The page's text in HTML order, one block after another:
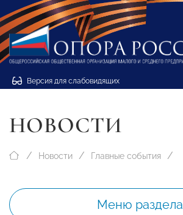
Версия для слабовидящих
НОВОСТИ
Новости Главные события
Меню раздела